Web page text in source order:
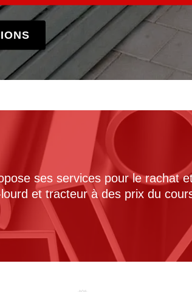
ses services pour le rachat
et tracteur à des prix du